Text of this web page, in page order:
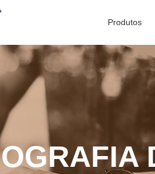
Produtos